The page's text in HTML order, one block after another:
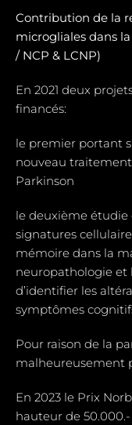
Contribution de la
microgliales dans
/ NCP & LCNP)
En 2021 deux
financés:
le premier portant
nouveau
Parkinson
le deuxième
signatures
mémoire dans la
neuropathologie
d’identifier les
symptômes
Pour raison de la
malheureusement
En 2023 le Prix
hauteur de 50.000.-